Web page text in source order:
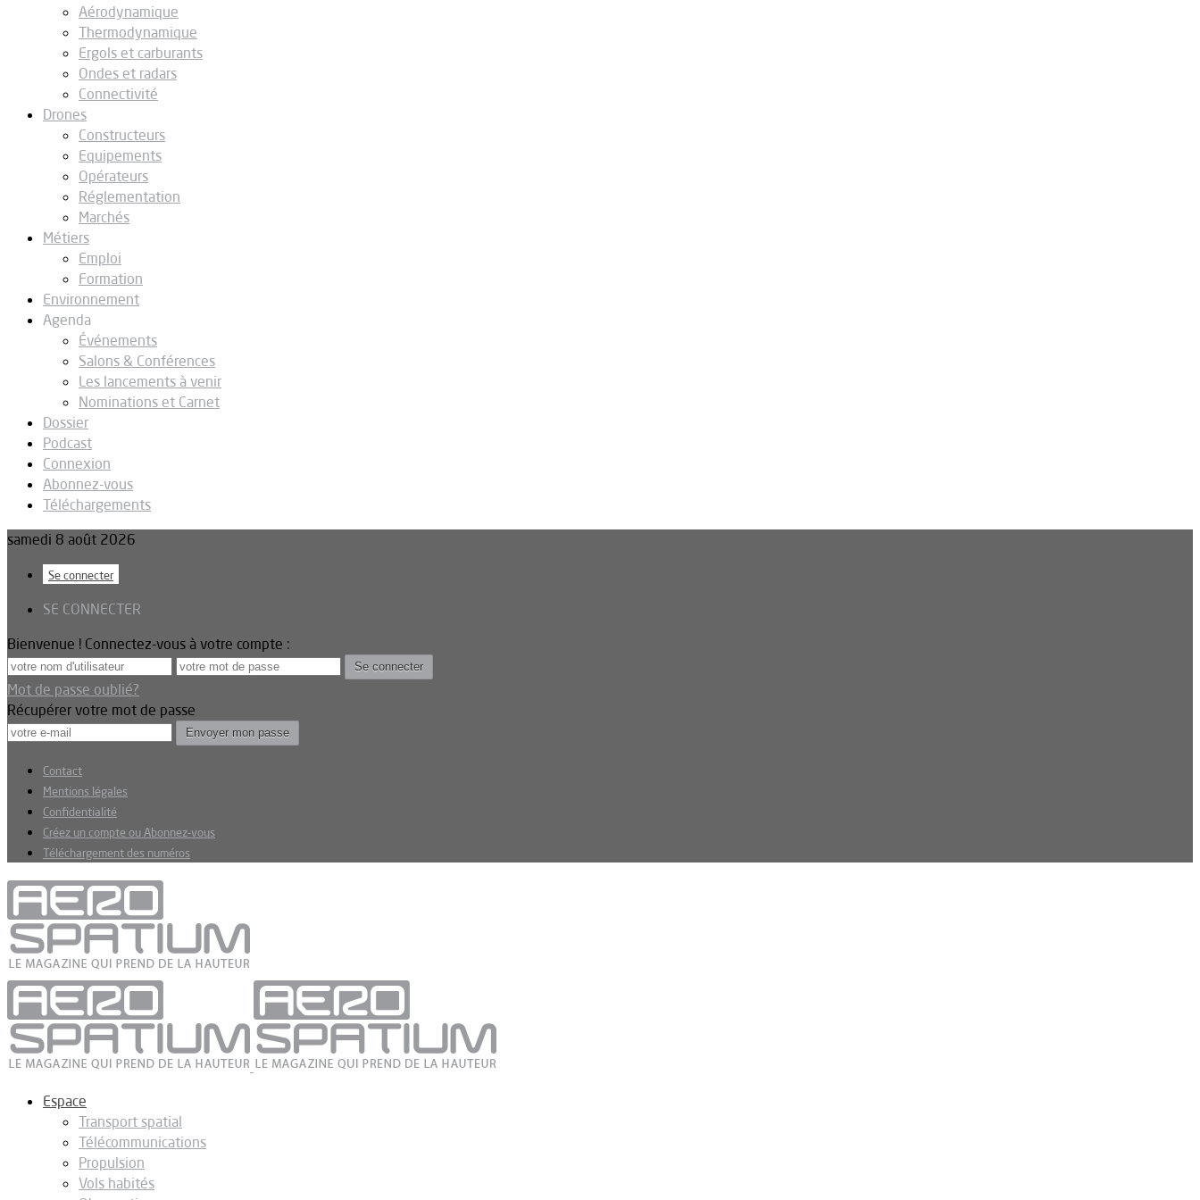
Aérodynamique
Thermodynamique
Ergols et carburants
Ondes et radars
Connectivité
Drones
Constructeurs
Equipements
Opérateurs
Réglementation
Marchés
Métiers
Emploi
Formation
Environnement
Agenda
Événements
Salons & Conférences
Les lancements à venir
Nominations et Carnet
Dossier
Podcast
Connexion
Abonnez-vous
Téléchargements
samedi 8 août 2026
Se connecter
SE CONNECTER
Bienvenue ! Connectez-vous à votre compte :
Mot de passe oublié?
Récupérer votre mot de passe
Contact
Mentions légales
Confidentialité
Créez un compte ou Abonnez-vous
Téléchargement des numéros
Espace
Transport spatial
Télécommunications
Propulsion
Vols habités